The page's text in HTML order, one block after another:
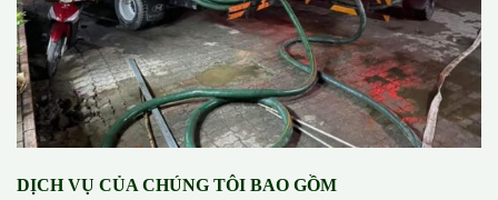
DỊCH VỤ CỦA CHÚNG TÔI BAO GỒM